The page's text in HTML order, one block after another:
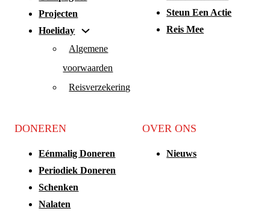
Projecten
Hoeliday
Algemene
voorwaarden
Reisverzekering
Steun Een Actie
Reis Mee
DONEREN
Eénmalig Doneren
Periodiek Doneren
Schenken
Nalaten
OVER ONS
Nieuws